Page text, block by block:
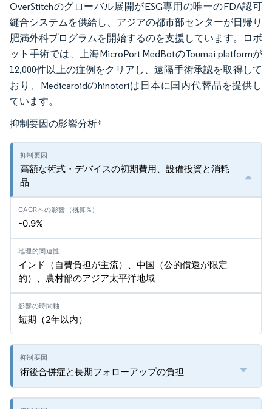
OverStitchのグローバル展開がESG専用の唯一のFDA認可
縫合システムを供給し、アジアの都市部センターが日帰り
肥満外科プログラムを開始するのを支援しています。ロボ
ット手術では、上海MicroPort MedBotのToumai platformが
12,000件以上の症例をクリアし、遠隔手術承認を取得して
おり、Medicaroidのhinotoriは日本に国内代替品を提供し
ています。
抑制要因の影響分析*
高額な術式・デバイスの初期費用、設備投資と消耗
品
-0.9%
インド（自費負担が主流）、中国（公的償還が限定
的）、農村部のアジア太平洋地域
短期（2年以内）
術後合併症と長期フォローアップの負担